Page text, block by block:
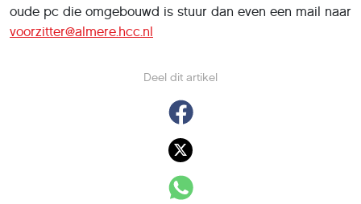
Deel dit artikel
oude pc die omgebouwd is stuur dan even een mail naar
voorzitter@almere.hcc.nl